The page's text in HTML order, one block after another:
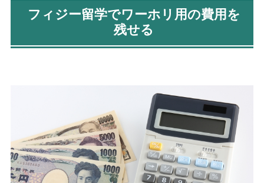
フィジー留学でワーホリ用の費用を
残せる